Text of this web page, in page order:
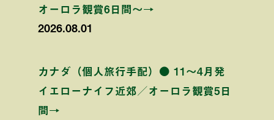
オーロラ観賞6日間〜→
2026.08.01
カナダ（個人旅行手配）● 11〜4月発
イエローナイフ近郊／オーロラ観賞5日
間→